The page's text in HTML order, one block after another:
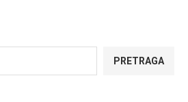
PRETRAGA